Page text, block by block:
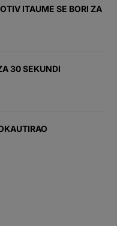
ITAUME SE BORI ZA
30 SEKUNDI